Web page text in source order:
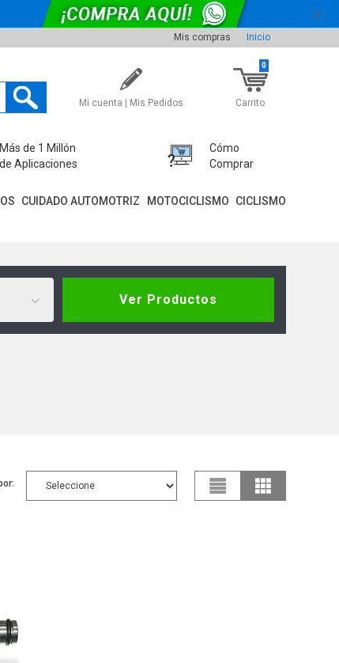
Mis compras Inicio
Mi cuenta | Mis Pedidos Carrito
0
Más de 1 Millón
de Aplicaciones
Cómo
Comprar
CUIDADO AUTOMOTRIZ MOTOCICLISMO CICLISMO
Ver Productos